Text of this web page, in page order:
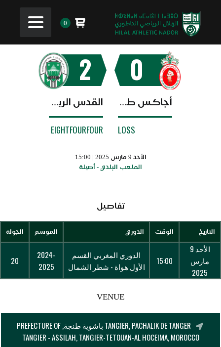
0
0
أجاكس طنجة
LOSS
2
القدس الرياضي التازي
EIGHTFOURFOUR
الأحد 9 مارس 2025 | 15:00
الملعب البلدي - أصيلة
تفاصيل
التاريخ الوقت الدوري الموسم الجولة
الأحد 9
مارس
2025
15:00
الدوري المغربي القسم
الأول هواة - شطر الشمال
2024-
2025
20
VENUE
TANGIER, PACHALIK DE TANGER باشوية طنجة, PREFECTURE OF
TANGIER - ASSILAH, TANGIER-TETOUAN-AL HOCEIMA, MOROCCO